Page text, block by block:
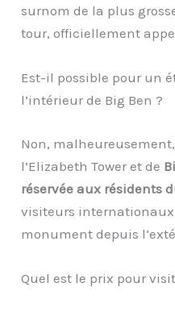
surnom de la plus
tour, officiellement
Est-il possible pour un
l’intérieur de Big Ben ?
Non,
l’Elizabeth Tower et de
réservée aux résidents
visiteurs
monument depuis
Quel est le prix pour